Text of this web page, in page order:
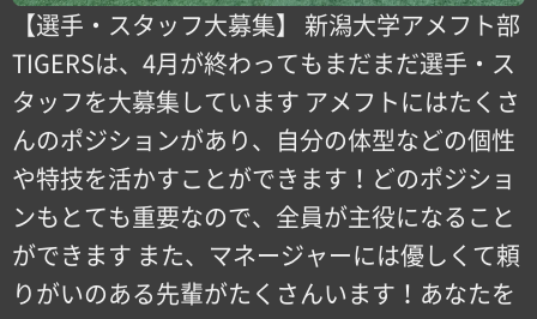
【選手・スタッフ大募集】 新潟大学アメフト部
TIGERSは、4月が終わってもまだまだ選手・ス
タッフを大募集しています️ アメフトにはたくさ
んのポジションがあり、自分の体型などの個性
や特技を活かすことができます！どのポジショ
ンもとても重要なので、全員が主役になること
ができます また、マネージャーには優しくて頼
りがいのある先輩がたくさんいます！あなたを